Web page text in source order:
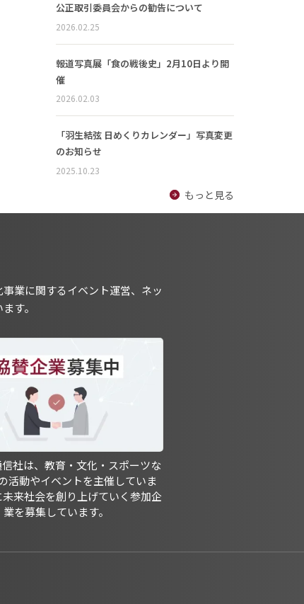
公正取引委員会からの勧告について
2026.02.25
報道写真展「食の戦後史」2月10日より開
催
2026.02.03
「羽生結弦 日めくりカレンダー」写真変更
のお知らせ
2025.10.23
もっと見る
業に関するイベント運営、ネッ
す。
社は、教育・文化・スポーツな
活動やイベントを主催していま
未来社会を創り上げていく参加企
業を募集しています。